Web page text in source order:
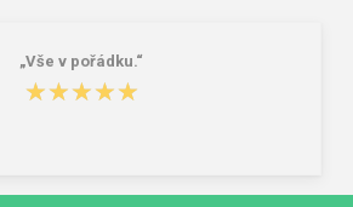
„Vše v pořádku.“
★★★★★
★★★★★